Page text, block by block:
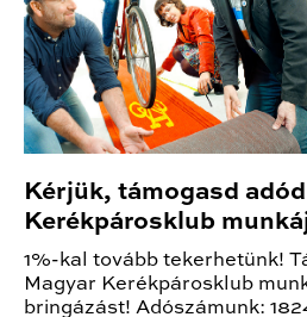
Kérjük, támogasd
Kerékpárosklub
1%-kal tovább tekerhetünk!
Magyar Kerékpárosklub
bringázást! Adószámunk: